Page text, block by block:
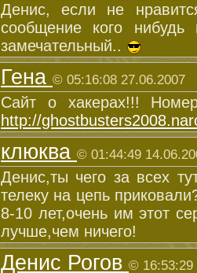
Денис, если не
сообщение кого
замечательный..
Гена © 05:16:08 27.06.2007
Сайт о хакерах!!!
http://
клюква © 01:44:49
Денис,ты чего за всех
телеку на цепь
8-10 лет,очень им этот
лучше,чем ничего!
Денис Рогов © 16:53:29